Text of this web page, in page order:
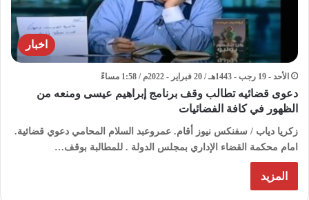
اخبار
الأحد - 19 رجب - 1443هـ / 20 فبراير - 2022م / 1:58 مساءً
دعوى قضائيه تطالب وقف برنامج إبراهيم عيسى ومنعه من
الظهور في كافة الفضائيات
زكريا دياب / سفنكس نيوز أقام. عمروعبد السلام المحامي دعوي قضائية.
امام محكمة القضاء الإداري بمجلس الدولة . للمطالبة بوقف…
المزيد